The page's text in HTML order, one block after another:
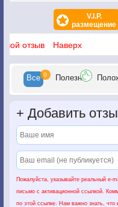
V.I.P.
размещение
Отзывы
отзыв Наверх
Все 0 Полезн
+ Добавить
Пожалуйста, указывайте реальный e-
письмо с активационной ссылкой.
по этой ссылке. Нам важно знать, что